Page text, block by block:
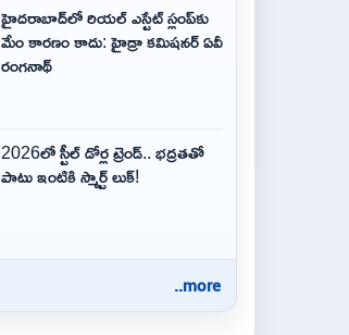
హైదరాబాద్‌లో రియల్ ఎస్టేట్ స్లంప్‌కు
మేం కారణం కాదు: హైడ్రా కమిషనర్ ఏవీ
రంగనాథ్
2026లో స్టీల్ డోర్ల ట్రెండ్.. భద్రతతో
పాటు ఇంటికి స్మార్ట్ లుక్!
..more